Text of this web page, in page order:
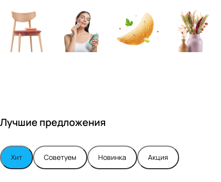
Турским
Лучшие предложения
Хит Советуем Новинка Акция